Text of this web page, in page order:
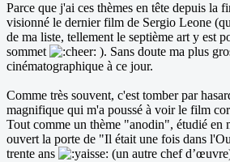
Parce que j'ai ces thèmes en tête depuis la
visionné le dernier film de Sergio Leone
de ma liste, tellement le septième art y est
sommet
). Sans doute ma plus
cinématographique à ce jour.
Comme très souvent, c'est tomber par
magnifique qui m'a poussé à voir le film
Tout comme un thème "anodin", étudié en
ouvert la porte de "Il était une fois dans
trente ans
(un autre chef